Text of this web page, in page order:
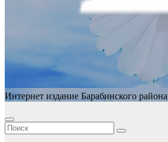
Интернет издание Барабинского района